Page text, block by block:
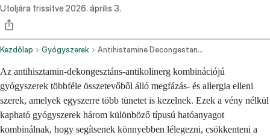
Utoljára frissítve 2026. április 3.
Kezdőlap Gyógyszerek Antihistamine Decongestant And Anticholinergic Combination Oral Route
Az antihisztamin-dekongesztáns-antikolinerg kombinációjú
gyógyszerek többféle összetevőből álló megfázás- és allergia elleni
szerek, amelyek egyszerre több tünetet is kezelnek. Ezek a vény nélkül
kapható gyógyszerek három különböző típusú hatóanyagot
kombinálnak, hogy segítsenek könnyebben lélegezni, csökkenteni a